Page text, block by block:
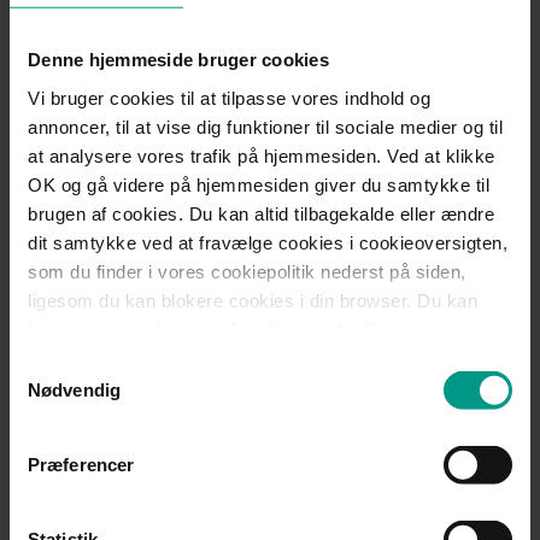
Denne hjemmeside bruger cookies
Vi bruger cookies til at tilpasse vores indhold og
annoncer, til at vise dig funktioner til sociale medier og til
at analysere vores trafik på hjemmesiden. Ved at klikke
OK og gå videre på hjemmesiden giver du samtykke til
brugen af cookies. Du kan altid tilbagekalde eller ændre
dit samtykke ved at fravælge cookies i cookieoversigten,
som du finder i vores cookiepolitik nederst på siden,
ligesom du kan blokere cookies i din browser. Du kan
behandling af personoplysninger.
Nødvendig
Præferencer
reelt fravalg uden konsekvenser for basale ydelser eller
må ikke være betinget af afgivelse af personoplysninger
ved tilmelding til en kundeklub.
klar og rettidig information om brugen af data
Hvad skal du gøre for at undgå ulovlig brug af
kundedata:
Gennemgå dine kundeklubber og rabatprogrammer: Har
modtage en generel rabat? Så bør modellen genovervejes,
da samtykket kan være ugyldigt og i strid med
Undgå “all-or-nothing”-samtykker. Formålene skal være